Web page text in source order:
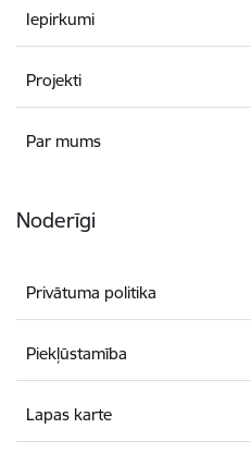
Iepirkumi
Projekti
Par mums
Noderīgi
Privātuma politika
Piekļūstamība
Lapas karte